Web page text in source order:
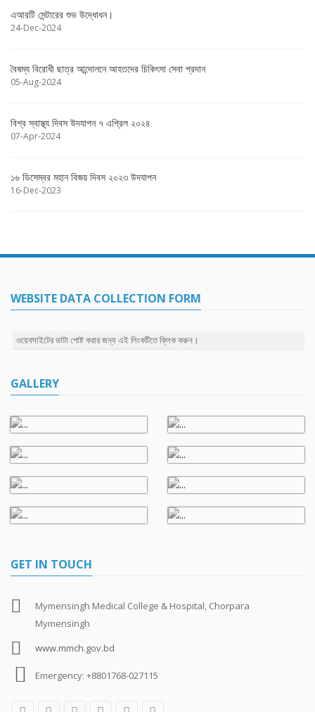
এআরটি সেন্টারের শুভ উদ্ধোধন।
24-Dec-2024
বৈষম্য বিরোধী ছাত্র আন্দোলনে আহতদের চিকিৎসা সেবা প্রদান
05-Aug-2024
বিশ্ব স্বাস্থ্য দিবস উদযাপন ৭ এপ্রিল ২০২৪
07-Apr-2024
১৬ ডিসেম্বর মহান বিজয় দিবস ২০২৩ উদযাপন
16-Dec-2023
WEBSITE DATA COLLECTION FORM
ওয়েবসাইটের ডাটা পোষ্ট করার জন্য এই লিংকটিতে ক্লিক করুন।
GALLERY
GET IN TOUCH
Mymensingh Medical College & Hospital, Chorpara
Mymensingh
www.mmch.gov.bd
Emergency: +8801768-027115